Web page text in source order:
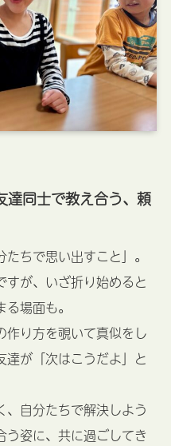
達同士で教え合う、頼
ちで思い出すこと」。
が、いざ折り始めると
場面も。
作り方を覗いて真似をし
達が「次はこうだよ」と
自分たちで解決しよう
う姿に、共に過ごしてき